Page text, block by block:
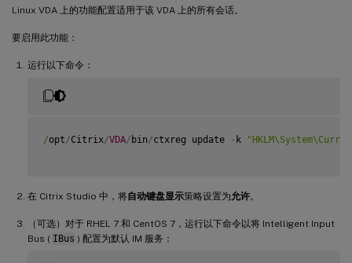
Linux VDA 上的功能配置适用于该 VDA 上的所有会话。
要启用此功能：
运行以下命令：
/opt/Citrix/VDA/ bin/ctxreg update - k
在 Citrix Studio 中，将自动键盘显示策略设置为允许。
（可选）对于 RHEL 7 和 CentOS 7，运行以下命令以将 Intelligent Input
Bus ( IBus ) 配置为默认 IM 服务：